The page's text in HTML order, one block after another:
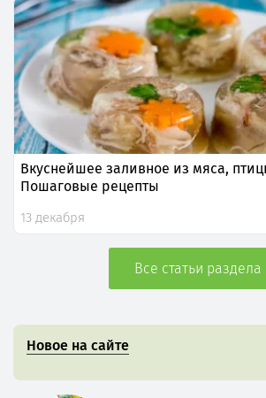
Вкуснейшее заливное из мяса,
Пошаговые рецепты
13 декабря
Все статьи раздела
Новое на сайте